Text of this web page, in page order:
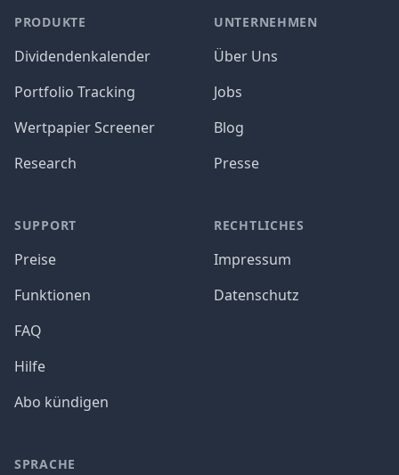
PRODUKTE
Dividendenkalender
Portfolio Tracking
Wertpapier Screener
Research
SUPPORT
Preise
Funktionen
FAQ
Hilfe
Abo kündigen
UNTERNEHMEN
Über Uns
Jobs
Blog
Presse
RECHTLICHES
Impressum
Datenschutz
SPRACHE